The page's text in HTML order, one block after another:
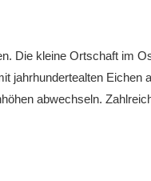
Die kleine Ortschaft im
jahrhundertealten
abwechseln.